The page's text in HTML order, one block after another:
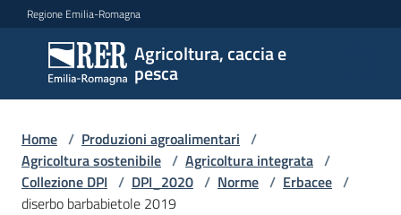
Vai al contenuto
Vai alla navigazione
Vai al footer
Regione Emilia-Romagna
Agricoltura, caccia e
pesca
Agricoltura,
caccia e
pesca
Argomenti
Home / Produzioni agroalimentari /
Agricoltura sostenibile / Agricoltura integrata /
Collezione DPI / DPI_2020 / Norme / Erbacee /
diserbo barbabietole 2019